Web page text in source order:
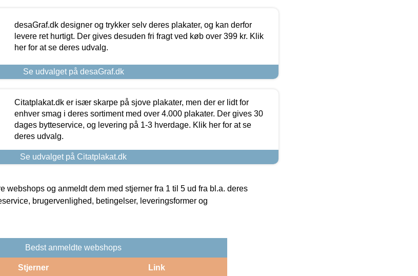
desaGraf.dk designer og trykker selv deres plakater, og kan derfor
levere ret hurtigt. Der gives desuden fri fragt ved køb over 399 kr. Klik
her for at se deres udvalg.
Se udvalget på desaGraf.dk
Citatplakat.dk er især skarpe på sjove plakater, men der er lidt for
enhver smag i deres sortiment med over 4.000 plakater. Der gives 30
dages bytteservice, og levering på 1-3 hverdage. Klik her for at se
deres udvalg.
Se udvalget på Citatplakat.dk
webshops og anmeldt dem med stjerner fra 1 til 5 ud fra bl.a. deres
brugervenlighed, betingelser, leveringsformer og
Bedst anmeldte webshops
Stjerner Link